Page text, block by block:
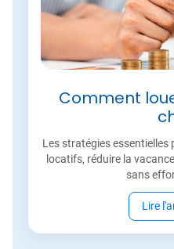
Comment
Les stratégies
locatifs, réduire la
sans
Lire